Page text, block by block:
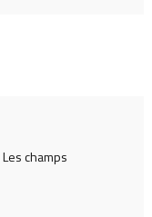
Les champs